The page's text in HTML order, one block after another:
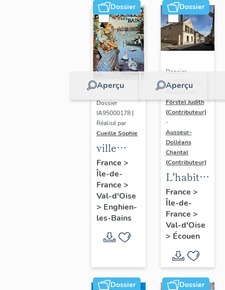
Dossier
Aperçu
Dossier
IA95000178 |
Réalisé par
Cueille Sophie
ville
thermale
d'Enghien-
les-Bains
France >
Île-de-
France >
Val-d'Oise
> Enghien-
les-Bains
Dossier
Aperçu
Dossier
IA95000425 |
Réalisé par
Förstel Judith
(Contributeur)
-
Ausseur-
Dolléans
Chantal
(Contributeur)
L'habitat
d'Ecouen
France >
Île-de-
France >
Val-d'Oise
> Écouen
Dossier Dossier